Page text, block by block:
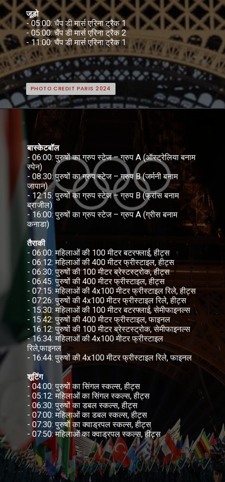
जूडो
- 05:00: चैंप डी मार्स एरिना ट्रैक 1
- 05:00: चैंप डी मार्स एरिना ट्रैक 2
- 11:00: चैंप डी मार्स एरिना ट्रैक 1
PHOTO CREDIT PARIS 2024
PHOTO CREDIT PARIS 2024
बास्केटबॉल
- 06:00: पुरुषों का ग्रुप स्टेज – ग्रुप A (ऑस्ट्रेलिया बनाम
स्पेन)
- 08:30: पुरुषों का ग्रुप स्टेज – ग्रुप B (जर्मनी बनाम
जापान)
- 12:15: पुरुषों का ग्रुप स्टेज – ग्रुप B (फ्रांस बनाम
ब्राजील)
- 16:00: पुरुषों का ग्रुप स्टेज – ग्रुप A (ग्रीस बनाम
कनाडा)
तैराकी
- 06:00: महिलाओं की 100 मीटर बटरफ्लाई, हीट्स
- 06:12: महिलाओं की 400 मीटर फ्रीस्टाइल, हीट्स
- 06:30: पुरुषों की 100 मीटर ब्रेस्टस्ट्रोक, हीट्स
- 06:45: पुरुषों की 400 मीटर फ्रीस्टाइल, हीट्स
- 07:15: महिलाओं की 4x100 मीटर फ्रीस्टाइल रिले, हीट्स
- 07:26: पुरुषों की 4x100 मीटर फ्रीस्टाइल रिले, हीट्स
- 15:30: महिलाओं की 100 मीटर बटरफ्लाई, सेमीफाइनल्स
- 15:42: पुरुषों की 400 मीटर फ्रीस्टाइल, फाइनल
- 16:12: पुरुषों की 100 मीटर ब्रेस्टस्ट्रोक, सेमीफाइनल्स
- 16:34: महिलाओं की 4x100 मीटर फ्रीस्टाइल
रिले,फाइनल
- 16:44: पुरुषों की 4x100 मीटर फ्रीस्टाइल रिले, फाइनल
शूटिंग
- 04:00: पुरुषों का सिंगल स्कल्स, हीट्स
- 05:12: महिलाओं का सिंगल स्कल्स, हीट्स
- 06:30: पुरुषों का डबल स्कल्स, हीट्स
- 07:00: महिलाओं का डबल स्कल्स, हीट्स
- 07:30: पुरुषों का क्वाड्रपल स्कल्स, हीट्स
- 07:50: महिलाओं का क्वाड्रपल स्कल्स, हीट्स